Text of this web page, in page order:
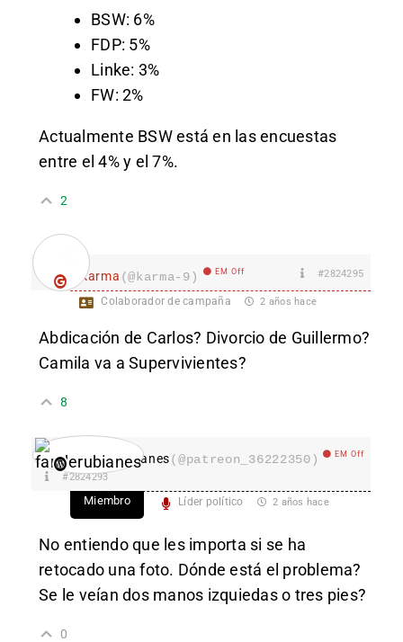
BSW: 6%
FDP: 5%
Linke: 3%
FW: 2%
Actualmente BSW está en las encuestas
entre el 4% y el 7%.
2
karma (@karma-9) EM Off #2824295
Colaborador de campaña 2 años hace
Abdicación de Carlos? Divorcio de Guillermo?
Camila va a Supervivientes?
8
fanderubianes(@patreon_36222350) EM Off
#2824293
Miembro Líder político 2 años hace
No entiendo que les importa si se ha
retocado una foto. Dónde está el problema?
Se le veían dos manos izquiedas o tres pies?
0